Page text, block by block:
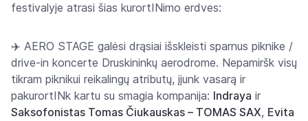
festivalyje atrasi šias kurortINimo erdves:
✈️ AERO STAGE galėsi drąsiai išskleisti sparnus piknike /
drive-in koncerte Druskininkų aerodrome. Nepamiršk visų
tikram piknikui reikalingų atributų, įjunk vasarą ir
pakurortINk kartu su smagia kompanija: Indraya ir
Saksofonistas Tomas Čiukauskas – TOMAS SAX, Evita